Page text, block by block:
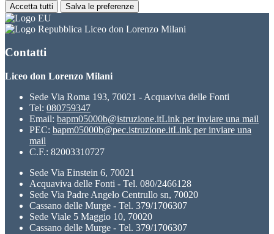
Accetta tutti Salva le preferenze
Liceo don Lorenzo Milani
Contatti
Liceo don Lorenzo Milani
Sede Via Roma 193, 70021 - Acquaviva delle Fonti
Tel: 080759347
Email: bapm05000b@istruzione.itLink per inviare una mail
PEC: bapm05000b@pec.istruzione.itLink per inviare una
mail
C.F.: 82003310727
Sede Via Einstein 6, 70021
Acquaviva delle Fonti - Tel. 080/2466128
Sede Via Padre Angelo Centrullo sn, 70020
Cassano delle Murge - Tel. 379/1706307
Sede Viale 5 Maggio 10, 70020
Cassano delle Murge - Tel. 379/1706307